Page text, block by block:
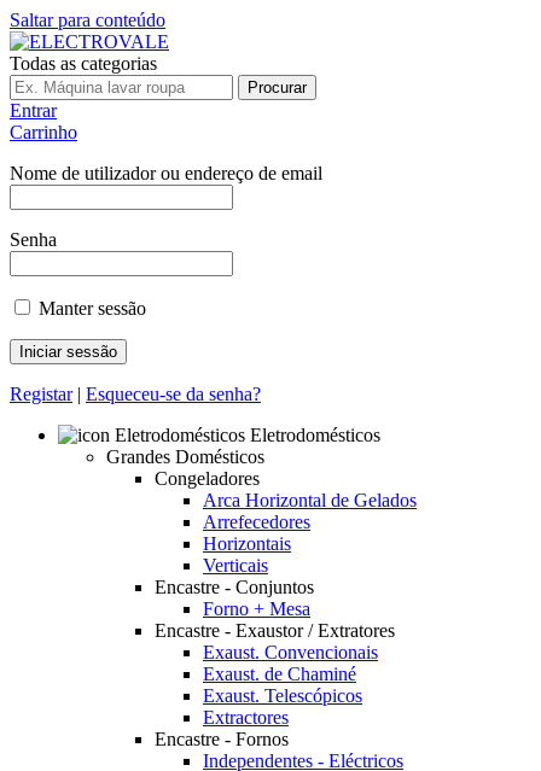
Saltar para conteúdo
Todas as categorias
Procurar
Entrar
Carrinho
Nome de utilizador ou endereço de email
Senha
Manter sessão
Registar| Esqueceu-se da senha?
Eletrodomésticos
Grandes Domésticos
Congeladores
Arca Horizontal de Gelados
Arrefecedores
Horizontais
Verticais
Encastre - Conjuntos
Forno + Mesa
Encastre - Exaustor / Extratores
Exaust. Convencionais
Exaust. de Chaminé
Exaust. Telescópicos
Extractores
Encastre - Fornos
Independentes - Eléctricos